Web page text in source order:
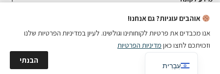
כל הזכויות שמורות
אוהבים עוגיות? גם אנחנו!
אנו מכבדים את פרטיות לקוחותינו וגולשינו. לעיון במדיניות הפרטיות שלנו
וזכויתכם לחצו כאן מדיניות הפרטיות
הבנתי
עִבְרִית
English